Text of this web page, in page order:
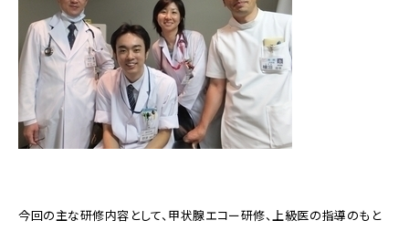
今回の主な研修内容として、甲状腺エコー研修、上級医の指導のもと